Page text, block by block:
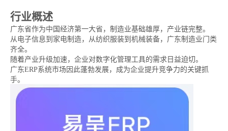
行业概述
广东省作为中国经济第一大省，制造业基础雄厚，产业链完整。
从电子信息到家电制造，从纺织服装到机械装备，广东制造业门类
齐全。
随着产业升级加速，企业对数字化管理工具的需求日益迫切。
广东ERP系统市场因此蓬勃发展，成为企业提升竞争力的关键抓
手。